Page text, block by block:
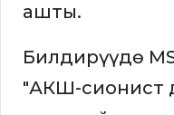
ашты.
Билдирүүдө
"АКШ-сионист